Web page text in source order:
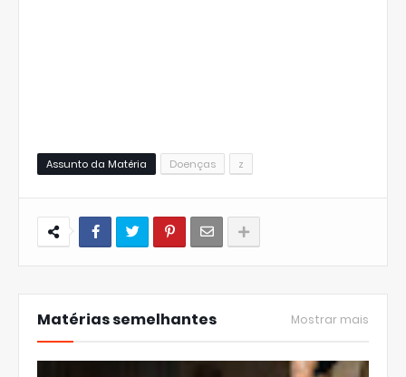
Assunto da Matéria Doenças z
Matérias semelhantes Mostrar mais